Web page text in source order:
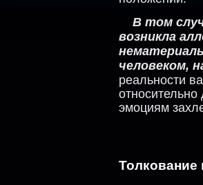
В том
возникла
человеком,
реальности
эмоциям